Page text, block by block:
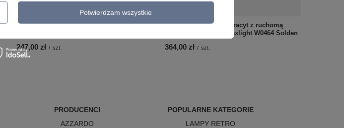
Okrągły czarny kinkiet z ruchomą tubą i
247,00 zł / szt.
Kinkiet elewacyjny antracyt z ruchomą
głowicą LED 3000K Maxlight W0464 Solden
364,00 zł / szt.
PRODUCENCI
AZZARDO
POPULARNE KATEGORIE
LAMPY RETRO
Potwierdzam wszystkie